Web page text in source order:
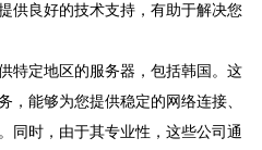
供良好的技术支持，有助于解决您
特定地区的服务器，包括韩国。这
，能够为您提供稳定的网络连接、
同时，由于其专业性，这些公司通